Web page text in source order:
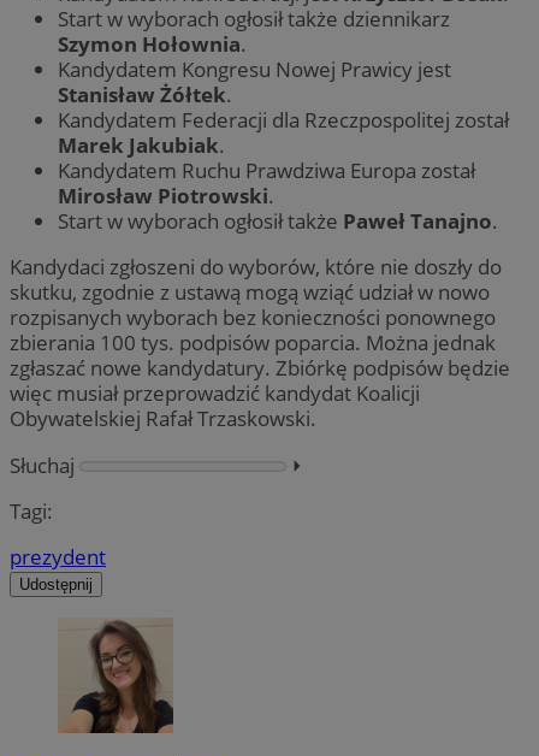
Start w wyborach ogłosił także dziennikarz
Szymon Hołownia.
Kandydatem Kongresu Nowej Prawicy jest
Stanisław Żółtek.
Kandydatem Federacji dla Rzeczpospolitej został
Marek Jakubiak.
Kandydatem Ruchu Prawdziwa Europa został
Mirosław Piotrowski.
Start w wyborach ogłosił także Paweł Tanajno.
Kandydaci zgłoszeni do wyborów, które nie doszły do
skutku, zgodnie z ustawą mogą wziąć udział w nowo
rozpisanych wyborach bez konieczności ponownego
zbierania 100 tys. podpisów poparcia. Można jednak
zgłaszać nowe kandydatury. Zbiórkę podpisów będzie
więc musiał przeprowadzić kandydat Koalicji
Obywatelskiej Rafał Trzaskowski.
Słuchaj
⏵︎
Tagi:
prezydent
Udostępnij